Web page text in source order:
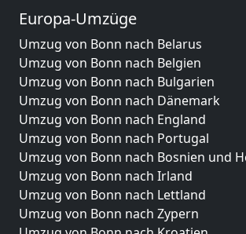
Europa-Umzüge
Umzug von Bonn nach Belarus
Umzug von Bonn nach Belgien
Umzug von Bonn nach Bulgarien
Umzug von Bonn nach Dänemark
Umzug von Bonn nach England
Umzug von Bonn nach Portugal
Umzug von Bonn nach Bosnien und
Umzug von Bonn nach Irland
Umzug von Bonn nach Lettland
Umzug von Bonn nach Zypern